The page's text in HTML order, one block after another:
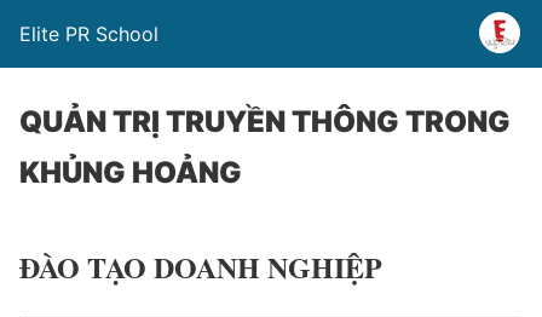
Elite PR School
QUẢN TRỊ TRUYỀN THÔNG TRONG
KHỦNG HOẢNG
ĐÀO TẠO DOANH NGHIỆP